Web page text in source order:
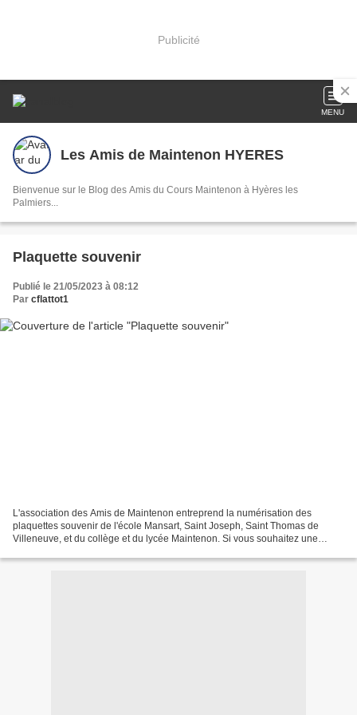
Publicité
MENU
Les Amis de Maintenon HYERES
Bienvenue sur le Blog des Amis du Cours Maintenon à Hyères les
Palmiers...
Plaquette souvenir
Publié le 21/05/2023 à 08:12
Par cflattot1
L'association des Amis de Maintenon entreprend la numérisation des
plaquettes souvenir de l'école Mansart, Saint Joseph, Saint Thomas de
Villeneuve, et du collège et du lycée Maintenon. Si vous souhaitez une